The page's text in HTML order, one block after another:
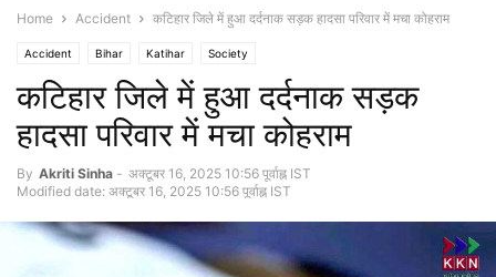
Home Accident कटिहार जिले में हुआ दर्दनाक सड़क हादसा परिवार में मचा कोहराम
Accident Bihar Katihar Society
कटिहार जिले में हुआ दर्दनाक सड़क
हादसा परिवार में मचा कोहराम
By Akriti Sinha - अक्टूबर 16, 2025 10:56 पूर्वाह्न IST
Modified date: अक्टूबर 16, 2025 10:56 पूर्वाह्न IST